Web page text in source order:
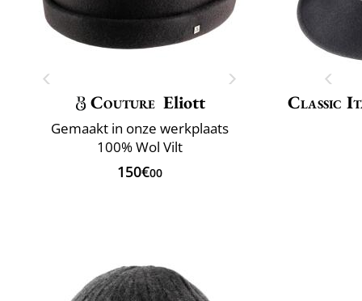
Couture Eliott
Gemaakt in onze werkplaats
100% Wol Vilt
150€00
Classic